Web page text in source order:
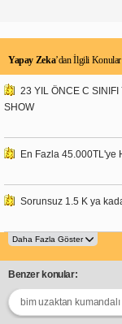
Yapay Zeka’dan İlgili Konular
23 YIL ÖNCE C SINIFI
SHOW
En Fazla 45.000TL'ye
Sorunsuz 1.5 K ya
Benzer konular:
bim uzaktan